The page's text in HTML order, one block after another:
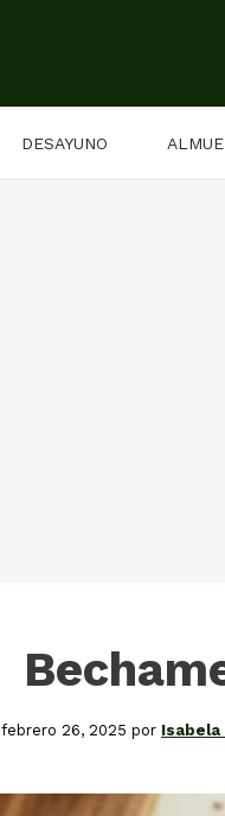
DESAYUNO
febrero 26, 2025 por Isabela